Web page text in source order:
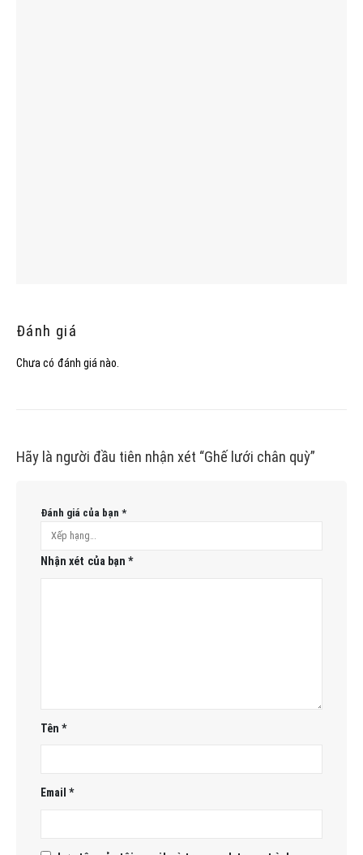
Đánh giá
Chưa có đánh giá nào.
Hãy là người đầu tiên nhận xét “Ghế lưới chân quỳ”
Đánh giá của bạn *
Nhận xét của bạn*
Tên*
Email*